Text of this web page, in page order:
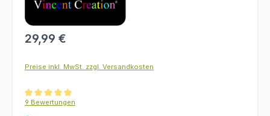
Regulärer Preis:
29,99 €
Preise inkl. MwSt. zzgl. Versandkosten
Durchschnittliche Bewertung von 5 von 5 Sternen
9 Bewertungen